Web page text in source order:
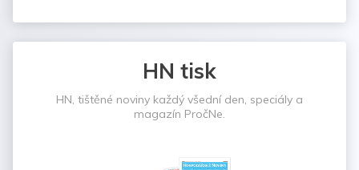
HN tisk
HN, tištěné noviny každý všední den, speciály a
magazín PročNe.